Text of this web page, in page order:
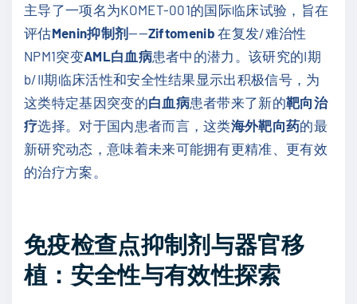
主导了一项名为KOMET-001的国际临床试验，旨在
评估Menin抑制剂——Ziftomenib 在复发/难治性
NPM1突变AML白血病患者中的潜力。该研究的I期
b/II期临床活性和安全性结果显示出积极信号，为
这类特定基因突变的白血病患者带来了新的靶向治
疗选择。对于国内患者而言，这类海外靶向药的最
新研究动态，意味着未来可能拥有更精准、更有效
的治疗方案。
免疫检查点抑制剂与器官移
植：安全性与有效性探索